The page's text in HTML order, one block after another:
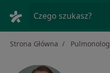
Czego szukasz?
Strona Główna Pulmonolog